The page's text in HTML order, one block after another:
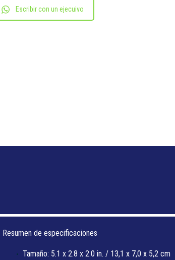
Escribir con un ejecuivo
Resumen de especificaciones
Tamaño: 5.1 x 2.8 x 2.0 in. / 13,1 x 7,0 x 5,2 cm